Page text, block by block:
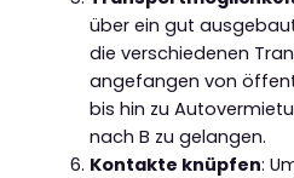
über ein gut
die verschiedenen
angefangen von
bis hin zu
nach B zu gelangen.
Kontakte knüpfen: